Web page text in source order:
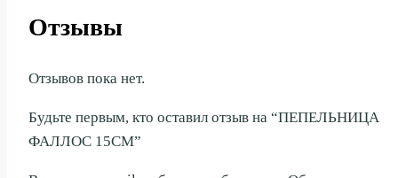
Отзывы
Отзывов пока нет.
Будьте первым, кто оставил отзыв на “ПЕПЕЛЬНИЦА
ФАЛЛОС 15СМ”